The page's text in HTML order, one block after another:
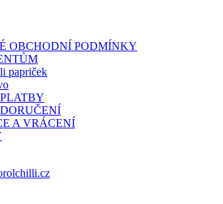
OBCHODNÍ PODMÍNKY
papriček
A VRÁCENÍ